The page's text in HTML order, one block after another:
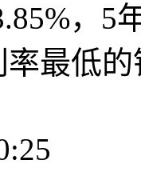
，5
最低